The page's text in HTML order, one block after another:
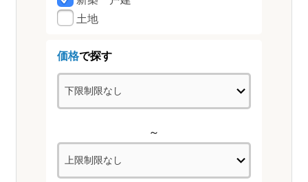
土地
価格で探す
～